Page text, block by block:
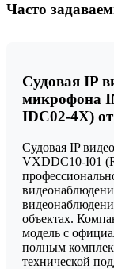
Часто
Судовая IP
микрофона
IDC02-4X)
Судовая IP
VXDDC10-I01
объектах.
модель с
полным
технической